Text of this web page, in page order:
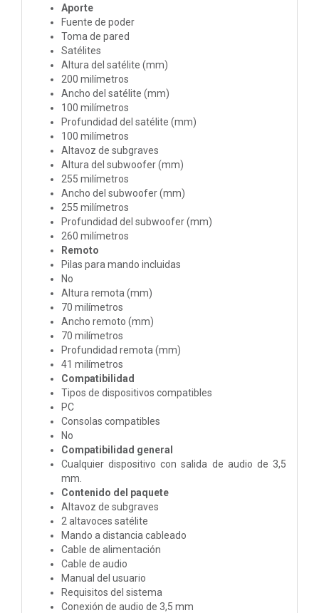
Aporte
Fuente de poder
Toma de pared
Satélites
Altura del satélite (mm)
200 milímetros
Ancho del satélite (mm)
100 milímetros
Profundidad del satélite (mm)
100 milímetros
Altavoz de subgraves
Altura del subwoofer (mm)
255 milímetros
Ancho del subwoofer (mm)
255 milímetros
Profundidad del subwoofer (mm)
260 milímetros
Remoto
Pilas para mando incluidas
No
Altura remota (mm)
70 milímetros
Ancho remoto (mm)
70 milímetros
Profundidad remota (mm)
41 milímetros
Compatibilidad
Tipos de dispositivos compatibles
PC
Consolas compatibles
No
Compatibilidad general
Cualquier dispositivo con salida de audio de 3,5
mm.
Contenido del paquete
Altavoz de subgraves
2 altavoces satélite
Mando a distancia cableado
Cable de alimentación
Cable de audio
Manual del usuario
Requisitos del sistema
Conexión de audio de 3,5 mm